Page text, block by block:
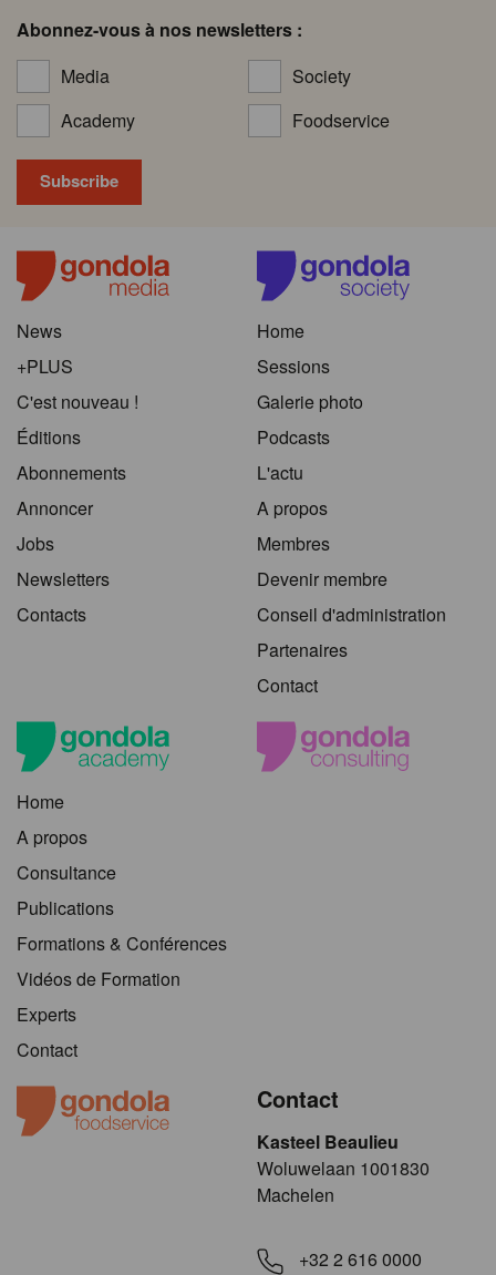
Abonnez-vous à nos newsletters :
Media
Society
Academy
Foodservice
News
+PLUS
C'est nouveau !
Éditions
Abonnements
Annoncer
Jobs
Newsletters
Contacts
Home
Sessions
Galerie photo
Podcasts
L'actu
A propos
Membres
Devenir membre
Conseil d'administration
Partenaires
Contact
Home
A propos
Consultance
Publications
Formations & Conférences
Vidéos de Formation
Experts
Contact
Contact
Kasteel Beaulieu
​​​Woluwelaan 1001830
Machelen
+32 2 616 0000